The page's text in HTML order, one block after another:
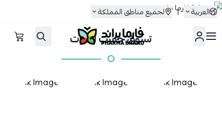
العربية | لجميع مناطق المملكة
صيدلية فارما براند
تسوق حسب الفئات